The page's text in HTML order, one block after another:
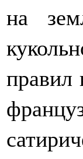
на
правил